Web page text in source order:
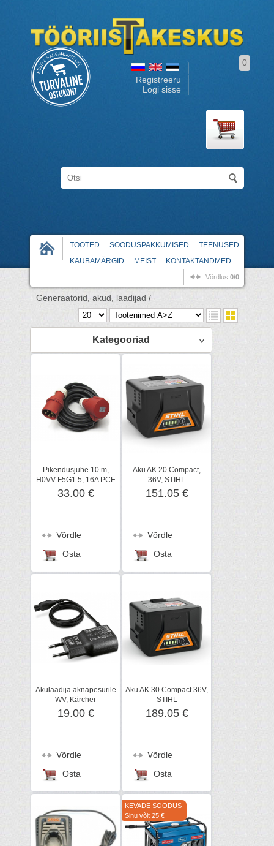
Registreeru
Logi sisse
0
TOOTED SOODUSPAKKUMISED
TEENUSED
KAUBAMÄRGID
MEIST KONTAKTANDMED
Võrdlus 0/0
Generaatorid, akud, laadijad /
Kategooriad
Pikendusjuhe 10 m,
H0VV-F5G1.5, 16A PCE
33.00 €
Võrdle
Osta
Aku AK 20 Compact,
36V, STIHL
151.05 €
Võrdle
Osta
Akulaadija aknapesurile
WV, Kärcher
19.00 €
Võrdle
Osta
Aku AK 30 Compact 36V,
STIHL
189.05 €
Võrdle
Osta
KEVADE SOODUS
Sinu võit 25 €